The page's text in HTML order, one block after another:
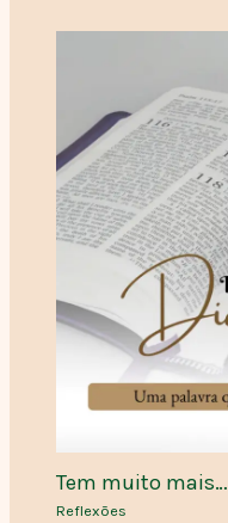
Tem muito mais…
Reflexões